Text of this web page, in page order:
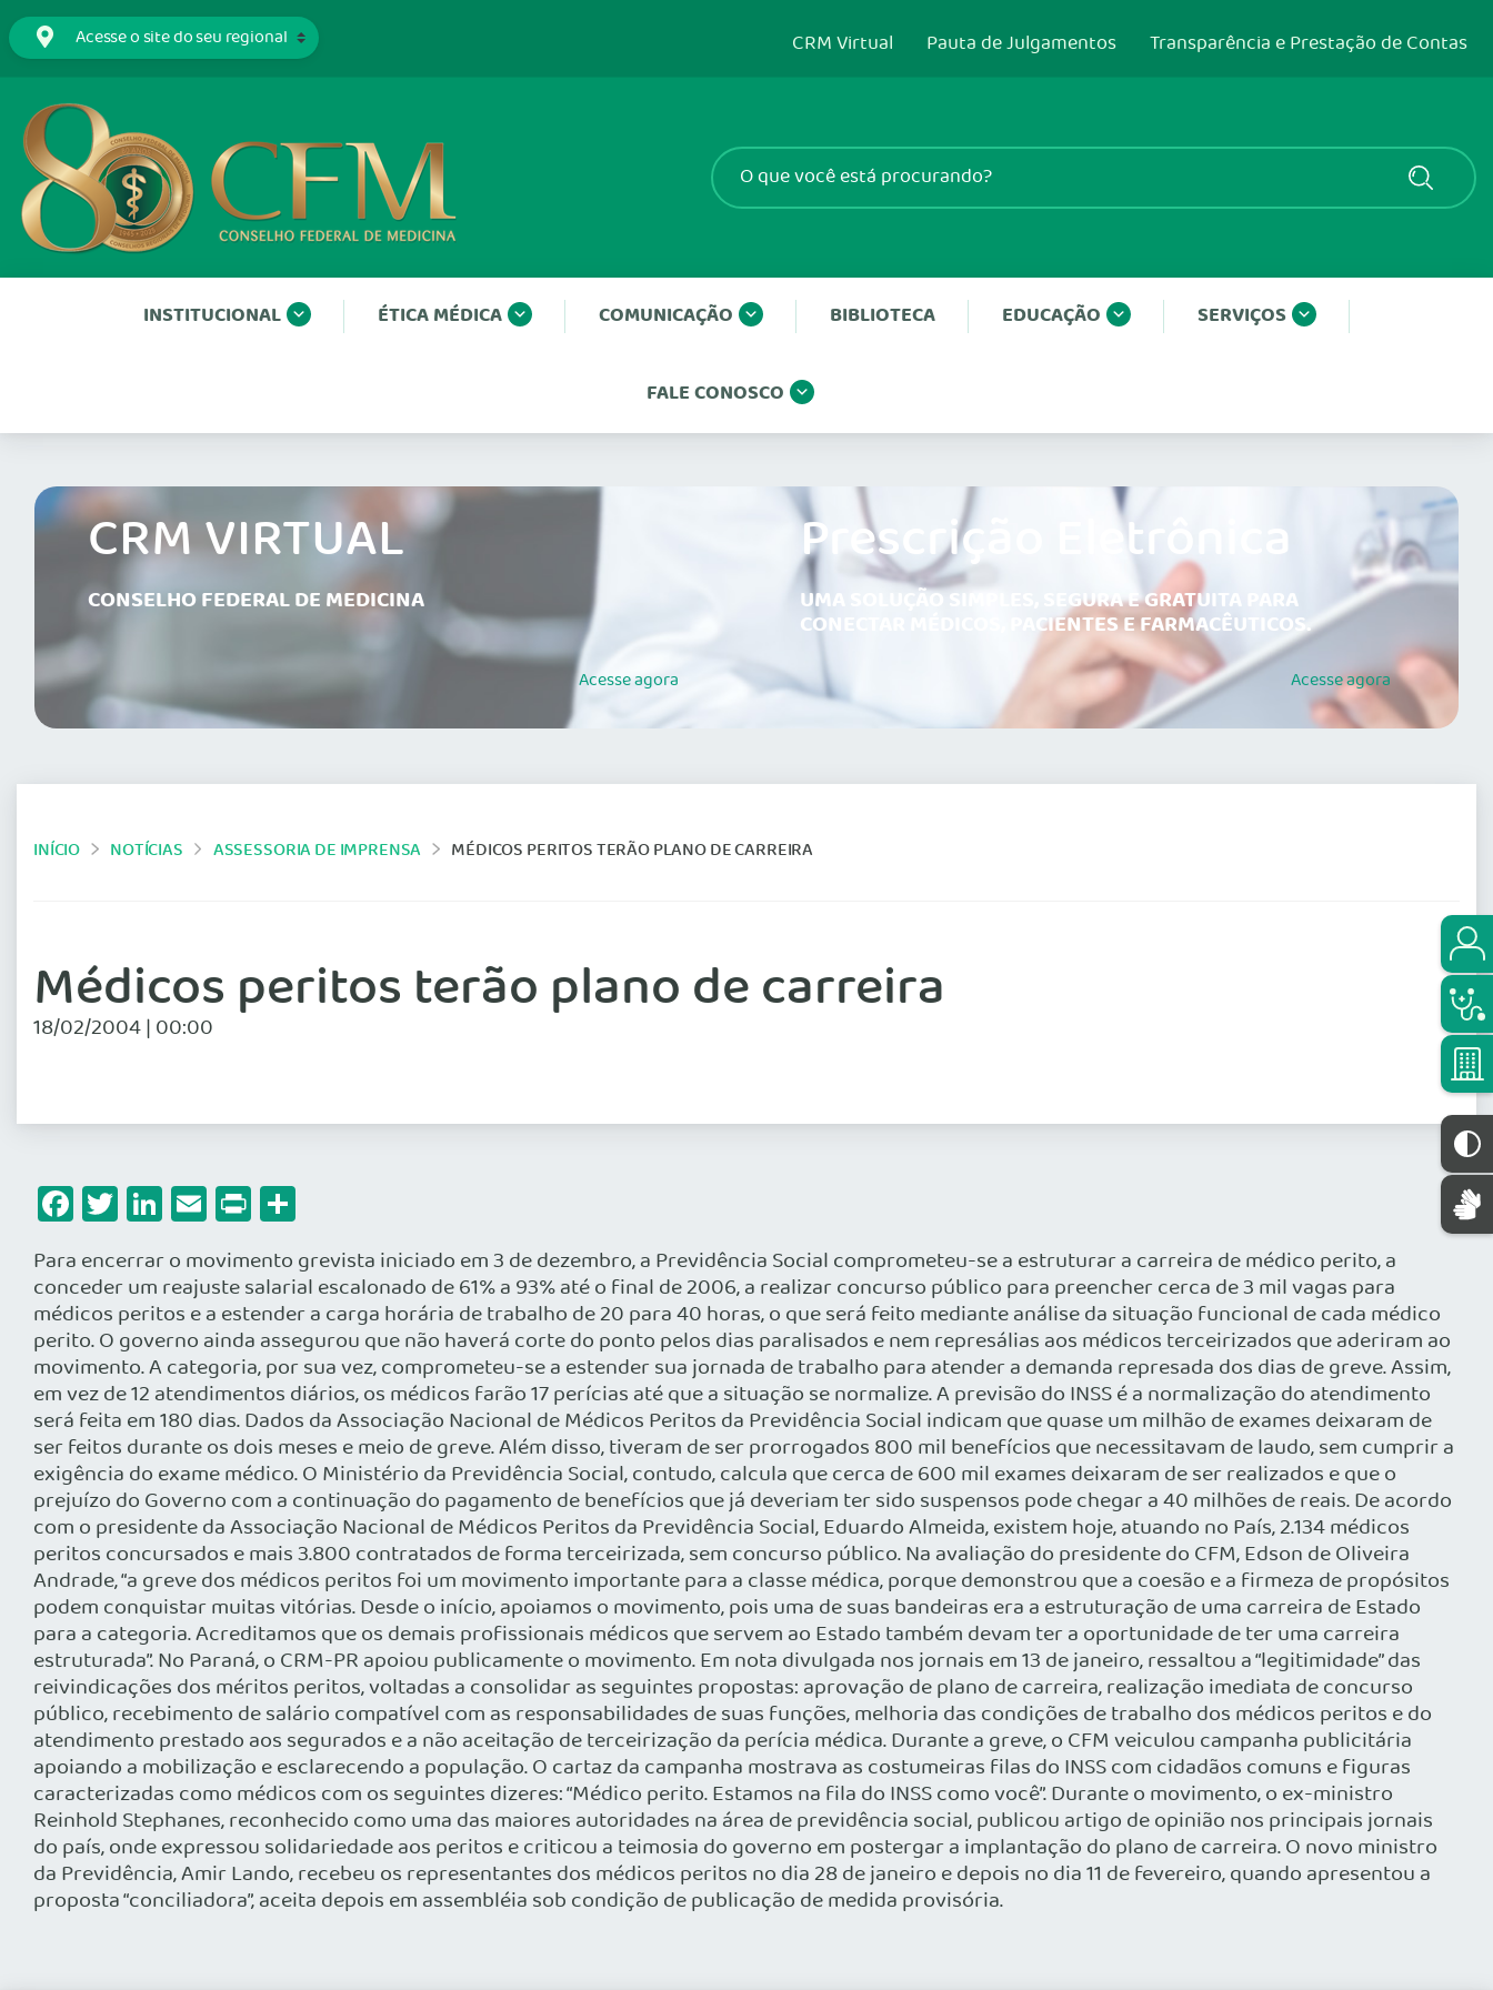
CRM Virtual Pauta de Julgamentos Transparência e Prestação de Contas
INSTITUCIONAL ÉTICA MÉDICA COMUNICAÇÃO BIBLIOTECA EDUCAÇÃO SERVIÇOS
FALE CONOSCO
CRM VIRTUAL
CONSELHO FEDERAL DE MEDICINA
Acesseagora
Prescrição Eletrônica
UMA SOLUÇÃO SIMPLES, SEGURA E GRATUITA PARA
CONECTAR MÉDICOS, PACIENTES E FARMACÊUTICOS.
Acesseagora
INÍCIO NOTÍCIAS ASSESSORIA DE IMPRENSA MÉDICOS PERITOS TERÃO PLANO DE CARREIRA
Médicos peritos terão plano de carreira
18/02/2004 | 00:00
Facebook
Twitter
LinkedIn
Email
Print
Para encerrar o movimento grevista iniciado em 3 de dezembro, a Previdência Social comprometeu-se a estruturar a carreira de médico perito, a
conceder um reajuste salarial escalonado de 61% a 93% até o final de 2006, a realizar concurso público para preencher cerca de 3 mil vagas para
médicos peritos e a estender a carga horária de trabalho de 20 para 40 horas, o que será feito mediante análise da situação funcional de cada médico
perito. O governo ainda assegurou que não haverá corte do ponto pelos dias paralisados e nem represálias aos médicos terceirizados que aderiram ao
movimento. A categoria, por sua vez, comprometeu-se a estender sua jornada de trabalho para atender a demanda represada dos dias de greve. Assim,
em vez de 12 atendimentos diários, os médicos farão 17 perícias até que a situação se normalize. A previsão do INSS é a normalização do atendimento
será feita em 180 dias. Dados da Associação Nacional de Médicos Peritos da Previdência Social indicam que quase um milhão de exames deixaram de
ser feitos durante os dois meses e meio de greve. Além disso, tiveram de ser prorrogados 800 mil benefícios que necessitavam de laudo, sem cumprir a
exigência do exame médico. O Ministério da Previdência Social, contudo, calcula que cerca de 600 mil exames deixaram de ser realizados e que o
prejuízo do Governo com a continuação do pagamento de benefícios que já deveriam ter sido suspensos pode chegar a 40 milhões de reais. De acordo
com o presidente da Associação Nacional de Médicos Peritos da Previdência Social, Eduardo Almeida, existem hoje, atuando no País, 2.134 médicos
peritos concursados e mais 3.800 contratados de forma terceirizada, sem concurso público. Na avaliação do presidente do CFM, Edson de Oliveira
Andrade, “a greve dos médicos peritos foi um movimento importante para a classe médica, porque demonstrou que a coesão e a firmeza de propósitos
podem conquistar muitas vitórias. Desde o início, apoiamos o movimento, pois uma de suas bandeiras era a estruturação de uma carreira de Estado
para a categoria. Acreditamos que os demais profissionais médicos que servem ao Estado também devam ter a oportunidade de ter uma carreira
estruturada”. No Paraná, o CRM-PR apoiou publicamente o movimento. Em nota divulgada nos jornais em 13 de janeiro, ressaltou a “legitimidade” das
reivindicações dos méritos peritos, voltadas a consolidar as seguintes propostas: aprovação de plano de carreira, realização imediata de concurso
público, recebimento de salário compatível com as responsabilidades de suas funções, melhoria das condições de trabalho dos médicos peritos e do
atendimento prestado aos segurados e a não aceitação de terceirização da perícia médica. Durante a greve, o CFM veiculou campanha publicitária
apoiando a mobilização e esclarecendo a população. O cartaz da campanha mostrava as costumeiras filas do INSS com cidadãos comuns e figuras
caracterizadas como médicos com os seguintes dizeres: “Médico perito. Estamos na fila do INSS como você”. Durante o movimento, o ex-ministro
Reinhold Stephanes, reconhecido como uma das maiores autoridades na área de previdência social, publicou artigo de opinião nos principais jornais
do país, onde expressou solidariedade aos peritos e criticou a teimosia do governo em postergar a implantação do plano de carreira. O novo ministro
da Previdência, Amir Lando, recebeu os representantes dos médicos peritos no dia 28 de janeiro e depois no dia 11 de fevereiro, quando apresentou a
proposta “conciliadora”, aceita depois em assembléia sob condição de publicação de medida provisória.